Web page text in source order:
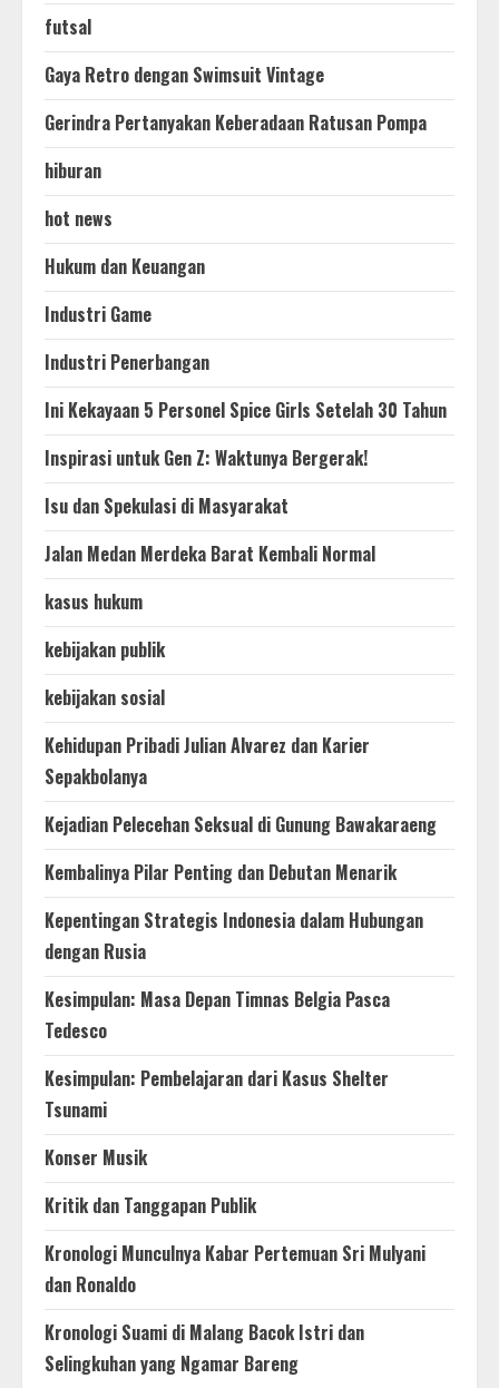
futsal
Gaya Retro dengan Swimsuit Vintage
Gerindra Pertanyakan Keberadaan Ratusan Pompa
hiburan
hot news
Hukum dan Keuangan
Industri Game
Industri Penerbangan
Ini Kekayaan 5 Personel Spice Girls Setelah 30 Tahun
Inspirasi untuk Gen Z: Waktunya Bergerak!
Isu dan Spekulasi di Masyarakat
Jalan Medan Merdeka Barat Kembali Normal
kasus hukum
kebijakan publik
kebijakan sosial
Kehidupan Pribadi Julian Alvarez dan Karier
Sepakbolanya
Kejadian Pelecehan Seksual di Gunung Bawakaraeng
Kembalinya Pilar Penting dan Debutan Menarik
Kepentingan Strategis Indonesia dalam Hubungan
dengan Rusia
Kesimpulan: Masa Depan Timnas Belgia Pasca
Tedesco
Kesimpulan: Pembelajaran dari Kasus Shelter
Tsunami
Konser Musik
Kritik dan Tanggapan Publik
Kronologi Munculnya Kabar Pertemuan Sri Mulyani
dan Ronaldo
Kronologi Suami di Malang Bacok Istri dan
Selingkuhan yang Ngamar Bareng